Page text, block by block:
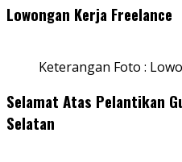
Lowongan Kerja Freelance
Keterangan Foto :
Selamat Atas Pelantikan
Selatan